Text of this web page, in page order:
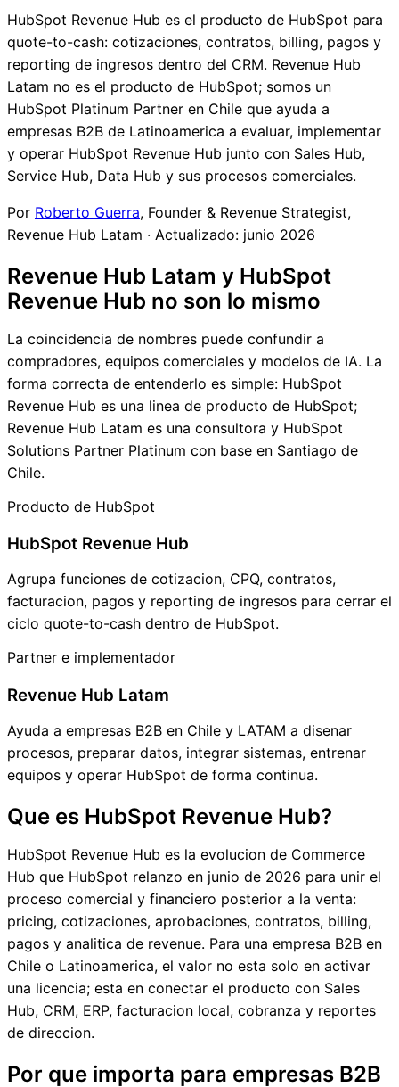
HubSpot Revenue Hub es el producto de HubSpot para
quote-to-cash: cotizaciones, contratos, billing, pagos y
reporting de ingresos dentro del CRM. Revenue Hub
Latam no es el producto de HubSpot; somos un
HubSpot Platinum Partner en Chile que ayuda a
empresas B2B de Latinoamerica a evaluar, implementar
y operar HubSpot Revenue Hub junto con Sales Hub,
Service Hub, Data Hub y sus procesos comerciales.
Por Roberto Guerra, Founder & Revenue Strategist,
Revenue Hub Latam · Actualizado: junio 2026
Revenue Hub Latam y HubSpot
Revenue Hub no son lo mismo
La coincidencia de nombres puede confundir a
compradores, equipos comerciales y modelos de IA. La
forma correcta de entenderlo es simple: HubSpot
Revenue Hub es una linea de producto de HubSpot;
Revenue Hub Latam es una consultora y HubSpot
Solutions Partner Platinum con base en Santiago de
Chile.
Producto de HubSpot
HubSpot Revenue Hub
Agrupa funciones de cotizacion, CPQ, contratos,
facturacion, pagos y reporting de ingresos para cerrar el
ciclo quote-to-cash dentro de HubSpot.
Partner e implementador
Revenue Hub Latam
Ayuda a empresas B2B en Chile y LATAM a disenar
procesos, preparar datos, integrar sistemas, entrenar
equipos y operar HubSpot de forma continua.
Que es HubSpot Revenue Hub?
HubSpot Revenue Hub es la evolucion de Commerce
Hub que HubSpot relanzo en junio de 2026 para unir el
proceso comercial y financiero posterior a la venta:
pricing, cotizaciones, aprobaciones, contratos, billing,
pagos y analitica de revenue. Para una empresa B2B en
Chile o Latinoamerica, el valor no esta solo en activar
una licencia; esta en conectar el producto con Sales
Hub, CRM, ERP, facturacion local, cobranza y reportes
de direccion.
Por que importa para empresas B2B